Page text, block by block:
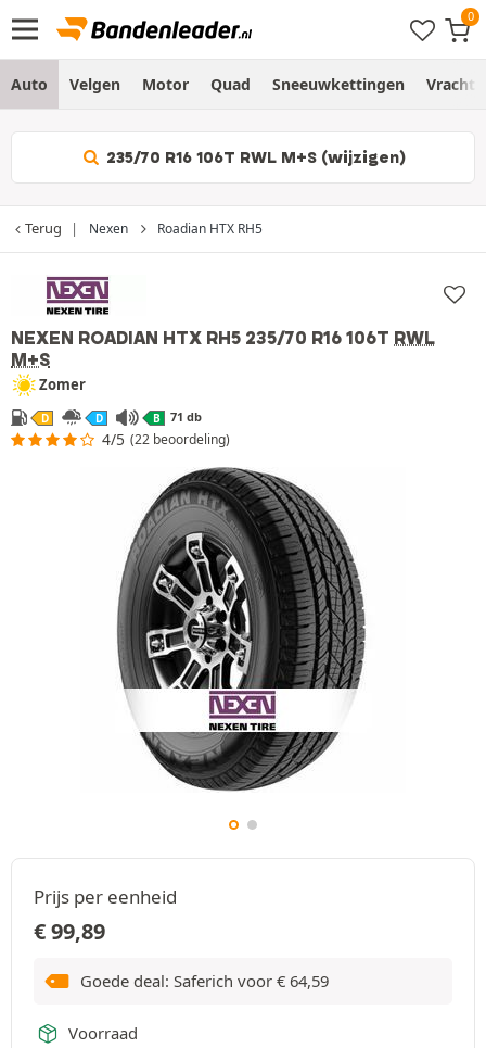
Auto Velgen Motor Quad Sneeuwkettingen
235/70 R16 106T RWL M+S (wijzigen)
Terug Nexen Roadian HTX RH5
NEXEN ROADIAN HTX RH5 235/70 R16 106T RWL
M+S
Zomer
D D B 71 db
4/5 (22 beoordeling)
Prijs per eenheid
€99,89
Goede deal: Saferich voor € 64,59
Voorraad